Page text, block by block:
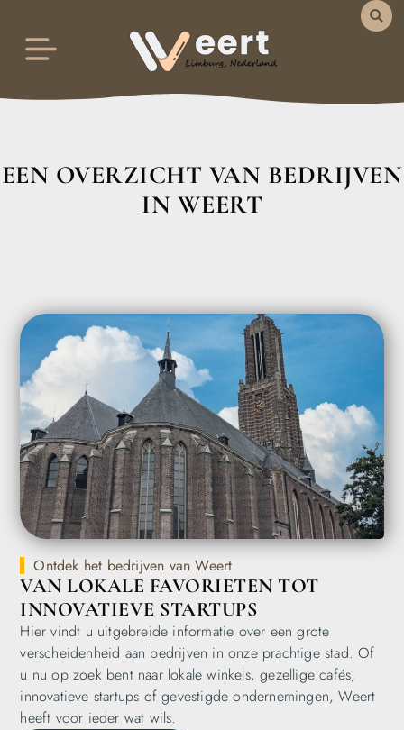
EEN OVERZICHT VAN BEDRIJVEN
IN WEERT
Ontdek het bedrijven van Weert
VAN LOKALE FAVORIETEN TOT
INNOVATIEVE STARTUPS
Hier vindt u uitgebreide informatie over een grote
verscheidenheid aan bedrijven in onze prachtige stad. Of
u nu op zoek bent naar lokale winkels, gezellige cafés,
innovatieve startups of gevestigde ondernemingen, Weert
heeft voor ieder wat wils.